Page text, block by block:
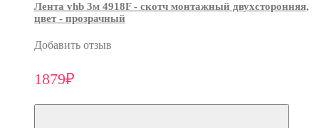
Лента vhb 3м 4918F - скотч монтажный двухсторонняя,
цвет - прозрачный
Добавить отзыв
1879₽